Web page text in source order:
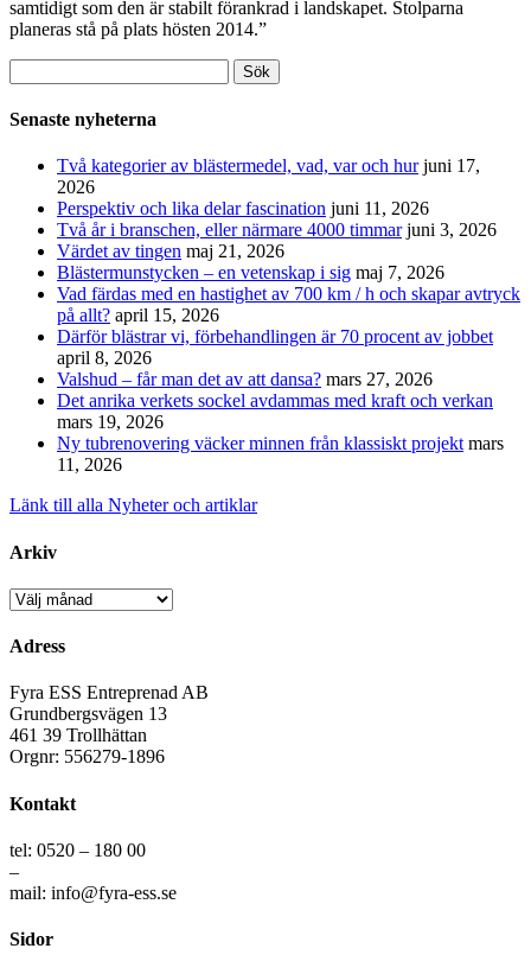
samtidigt som den är stabilt förankrad i landskapet. Stolparna
planeras stå på plats hösten 2014.”
efter:
Senaste nyheterna
Två kategorier av blästermedel, vad, var och hur juni 17,
2026
Perspektiv och lika delar fascination juni 11, 2026
Två år i branschen, eller närmare 4000 timmar juni 3, 2026
Värdet av tingen maj 21, 2026
Blästermunstycken – en vetenskap i sig maj 7, 2026
Vad färdas med en hastighet av 700 km / h och skapar avtryck
på allt? april 15, 2026
Därför blästrar vi, förbehandlingen är 70 procent av jobbet
april 8, 2026
Valshud – får man det av att dansa? mars 27, 2026
Det anrika verkets sockel avdammas med kraft och verkan
mars 19, 2026
Ny tubrenovering väcker minnen från klassiskt projekt mars
11, 2026
Länk till alla Nyheter och artiklar
Arkiv
Arkiv
Adress
Fyra ESS Entreprenad AB
Grundbergsvägen 13
461 39 Trollhättan
Orgnr: 556279-1896
Kontakt
tel: 0520 – 180 00
–
mail: info@fyra-ess.se
Sidor